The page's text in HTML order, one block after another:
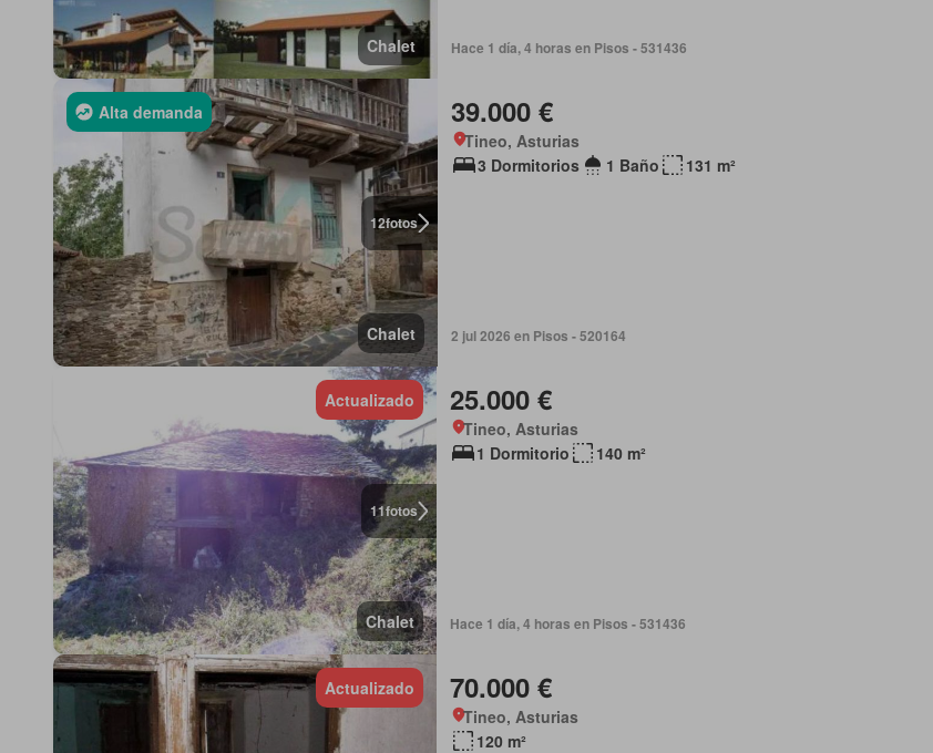
Chalet Hace 1 día, 4 horas en Pisos - 531436
12fotos
Alta demanda
Chalet
39.000 €
Tineo, Asturias
3 Dormitorios
1 Baño 131 m²
2 jul 2026 en Pisos - 520164
11fotos
Actualizado
Chalet
25.000 €
Tineo, Asturias
1 Dormitorio
140 m²
Hace 1 día, 4 horas en Pisos - 531436
Actualizado 70.000 €
Tineo, Asturias
120 m²